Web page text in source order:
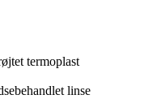
termoplast
linse